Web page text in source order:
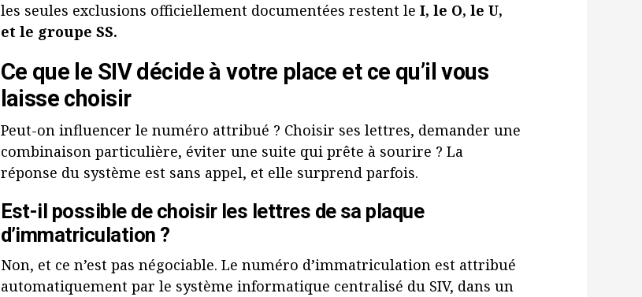
les seules exclusions officiellement documentées restent le I, le O, le U,
et le groupe SS.
Ce que le SIV décide à votre place et ce qu’il vous
laisse choisir
Peut-on influencer le numéro attribué ? Choisir ses lettres, demander une
combinaison particulière, éviter une suite qui prête à sourire ? La
réponse du système est sans appel, et elle surprend parfois.
Est-il possible de choisir les lettres de sa plaque
d’immatriculation ?
Non, et ce n’est pas négociable. Le numéro d’immatriculation est attribué
automatiquement par le système informatique centralisé du SIV, dans un